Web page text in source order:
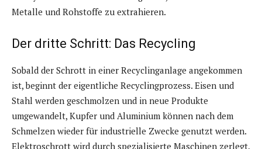
Metalle und Rohstoffe zu extrahieren.
Der dritte Schritt: Das Recycling
Sobald der Schrott in einer Recyclinganlage angekommen
ist, beginnt der eigentliche Recyclingprozess. Eisen und
Stahl werden geschmolzen und in neue Produkte
umgewandelt, Kupfer und Aluminium können nach dem
Schmelzen wieder für industrielle Zwecke genutzt werden.
Elektroschrott wird durch spezialisierte Maschinen zerlegt,